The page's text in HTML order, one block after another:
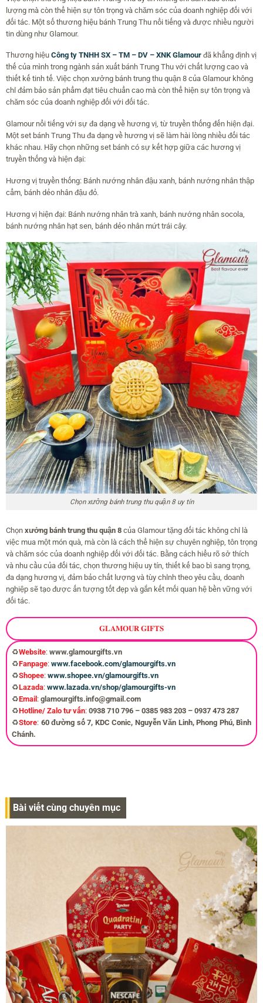
lượng mà còn thể hiện sự tôn trọng và chăm sóc của doanh nghiệp đối với
đối tác. Một số thương hiệu bánh Trung Thu nổi tiếng và được nhiều người
tin dùng như Glamour.
Thương hiệu Công ty TNHH SX – TM – DV – XNK Glamourđã khẳng định vị
thế của mình trong ngành sản xuất bánh Trung Thu với chất lượng cao và
thiết kế tinh tế. Việc chọn xưởng bánh trung thu quận 8 của Glamour không
chỉ đảm bảo sản phẩm đạt tiêu chuẩn cao mà còn thể hiện sự tôn trọng và
chăm sóc của doanh nghiệp đối với đối tác.
Glamour nổi tiếng với sự đa dạng về hương vị, từ truyền thống đến hiện đại.
Một set bánh Trung Thu đa dạng về hương vị sẽ làm hài lòng nhiều đối tác
khác nhau. Hãy chọn những set bánh có sự kết hợp giữa các hương vị
truyền thống và hiện đại:
Hương vị truyền thống: Bánh nướng nhân đậu xanh, bánh nướng nhân thập
cẩm, bánh dẻo nhân đậu đỏ.
Hương vị hiện đại: Bánh nướng nhân trà xanh, bánh nướng nhân socola,
bánh nướng nhân hạt sen, bánh dẻo nhân mứt trái cây.
Chọn xưởng bánh trung thu quận 8 uy tín
Chọn xưởng bánh trung thu quận 8của Glamour tặng đối tác không chỉ là
việc mua một món quà, mà còn là cách thể hiện sự chuyên nghiệp, tôn trọng
và chăm sóc của doanh nghiệp đối với đối tác. Bằng cách hiểu rõ sở thích
và nhu cầu của đối tác, chọn thương hiệu uy tín, thiết kế bao bì sang trọng,
đa dạng hương vị, đảm bảo chất lượng và tùy chỉnh theo yêu cầu, doanh
nghiệp sẽ tạo được ấn tượng tốt đẹp và gắn kết mối quan hệ bền vững với
đối tác.
𝐆𝐋𝐀𝐌𝐎𝐔𝐑 𝐆𝐈𝐅𝐓𝐒
♻️Website: www.glamourgifts.vn
♻️Fanpage: www.facebook.com/glamourgifts.vn
♻️Shopee: www.shopee.vn/glamourgifts.vn
♻️Lazada: www.lazada.vn/shop/glamourgifts-vn
♻️Email : glamourgifts.info@gmail.com
♻️Hotline/ Zalo tư vấn: 0938 710 796 – 0385 983 203 – 0937 473 287
♻️Store: 60 đường số 7, KDC Conic, Nguyễn Văn Linh, Phong Phú, Bình
Chánh.
Bài viết cùng chuyên mục